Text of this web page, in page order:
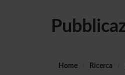
Home Ricerca